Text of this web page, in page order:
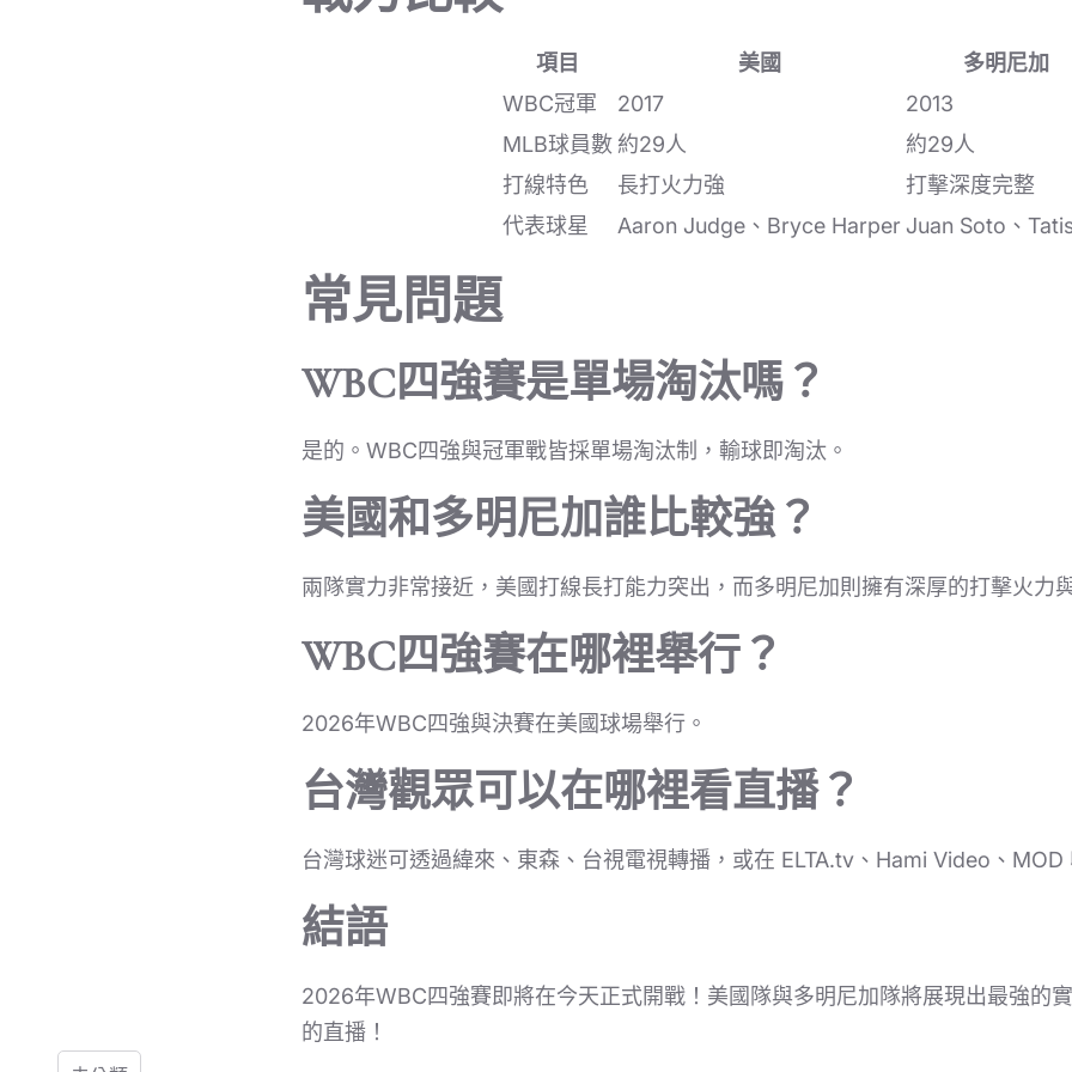
項目 美國
多明尼加
WBC冠軍
2017
2013
MLB球員數 約29人
約29人
打線特色
長打火力強
打擊深度完整
代表球星
Aaron Judge、Bryce Harper Juan Soto、
常見問題
WBC四強賽是單場淘汰嗎？
是的。WBC四強與冠軍戰皆採單場淘汰制，輸球即淘汰。
美國和多明尼加誰比較強？
兩隊實力非常接近，美國打線長打能力突出，而多明尼加則擁有深厚的打擊火力
WBC四強賽在哪裡舉行？
2026年WBC四強與決賽在美國球場舉行。
台灣觀眾可以在哪裡看直播？
台灣球迷可透過緯來、東森、台視電視轉播，或在 ELTA.tv、Hami Video、MOD
結語
2026年WBC四強賽即將在今天正式開戰！美國隊與多明尼加隊將展現出最強的
的直播！